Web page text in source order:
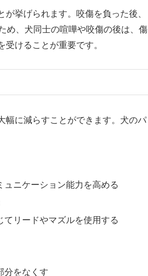
挙げられます。咬傷を負った後、
め、犬同士の喧嘩や咬傷の後は、傷
けることが重要です。
幅に減らすことができます。犬のパ
ニケーション能力を高める
リードやマズルを使用する
分をなくす